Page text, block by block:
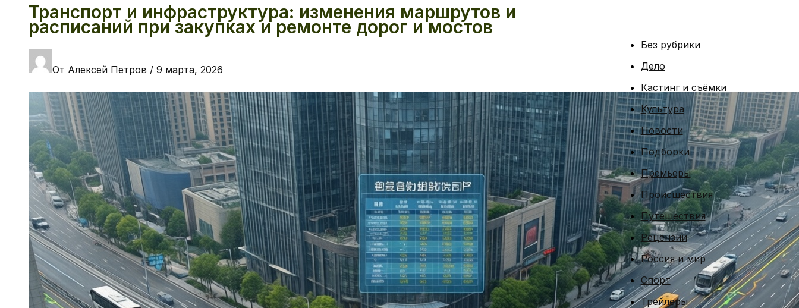
Транспорт и инфраструктура: изменения маршрутов и
расписаний при закупках и ремонте дорог и мостов
От Алексей Петров / 9 марта, 2026
Без рубрики
Дело
Кастинг и съёмки
Культура
Новости
Подборки
Премьеры
Происшествия
Путешествия
Рецензии
Россия и мир
Спорт
Трейлеры